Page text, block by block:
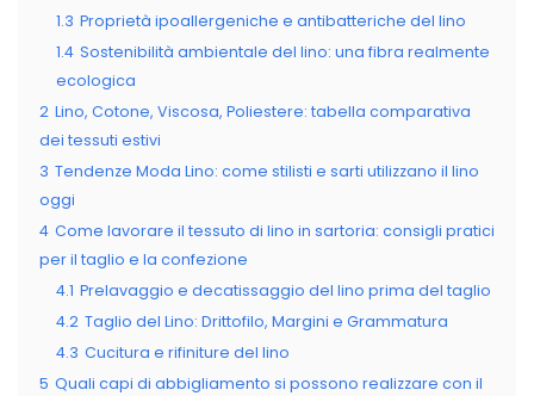
1.3 Proprietà ipoallergeniche e antibatteriche del lino
1.4 Sostenibilità ambientale del lino: una fibra realmente
ecologica
2 Lino, Cotone, Viscosa, Poliestere: tabella comparativa
dei tessuti estivi
3 Tendenze Moda Lino: come stilisti e sarti utilizzano il lino
oggi
4 Come lavorare il tessuto di lino in sartoria: consigli pratici
per il taglio e la confezione
4.1 Prelavaggio e decatissaggio del lino prima del taglio
4.2 Taglio del Lino: Drittofilo, Margini e Grammatura
4.3 Cucitura e rifiniture del lino
5 Quali capi di abbigliamento si possono realizzare con il